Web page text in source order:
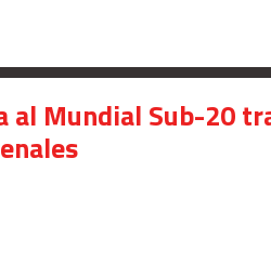
al Mundial Sub-20